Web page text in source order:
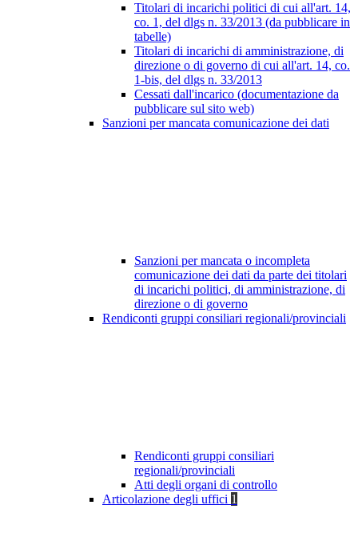
Titolari di incarichi politici di cui all'art. 14,
co. 1, del dlgs n. 33/2013 (da pubblicare in
tabelle)
Titolari di incarichi di amministrazione, di
direzione o di governo di cui all'art. 14, co.
1-bis, del dlgs n. 33/2013
Cessati dall'incarico (documentazione da
pubblicare sul sito web)
Sanzioni per mancata comunicazione dei dati
Sanzioni per mancata o incompleta
comunicazione dei dati da parte dei titolari
di incarichi politici, di amministrazione, di
direzione o di governo
Rendiconti gruppi consiliari regionali/provinciali
Rendiconti gruppi consiliari
regionali/provinciali
Atti degli organi di controllo
Articolazione degli uffici 1